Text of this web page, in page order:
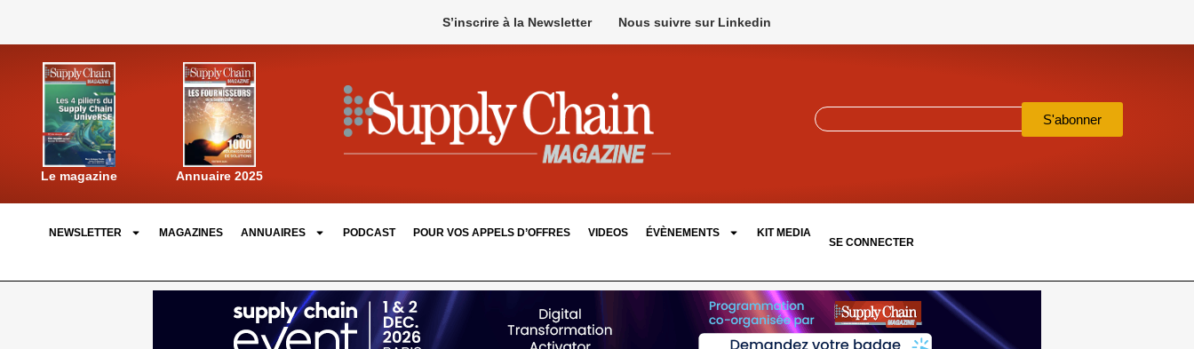
S’inscrire à la Newsletter Nous suivre sur Linkedin
Le magazine Annuaire 2025
S'abonner
NEWSLETTER MAGAZINES ANNUAIRES PODCAST POUR VOS APPELS D’OFFRES VIDEOS ÉVÈNEMENTS KIT MEDIA
SE CONNECTER